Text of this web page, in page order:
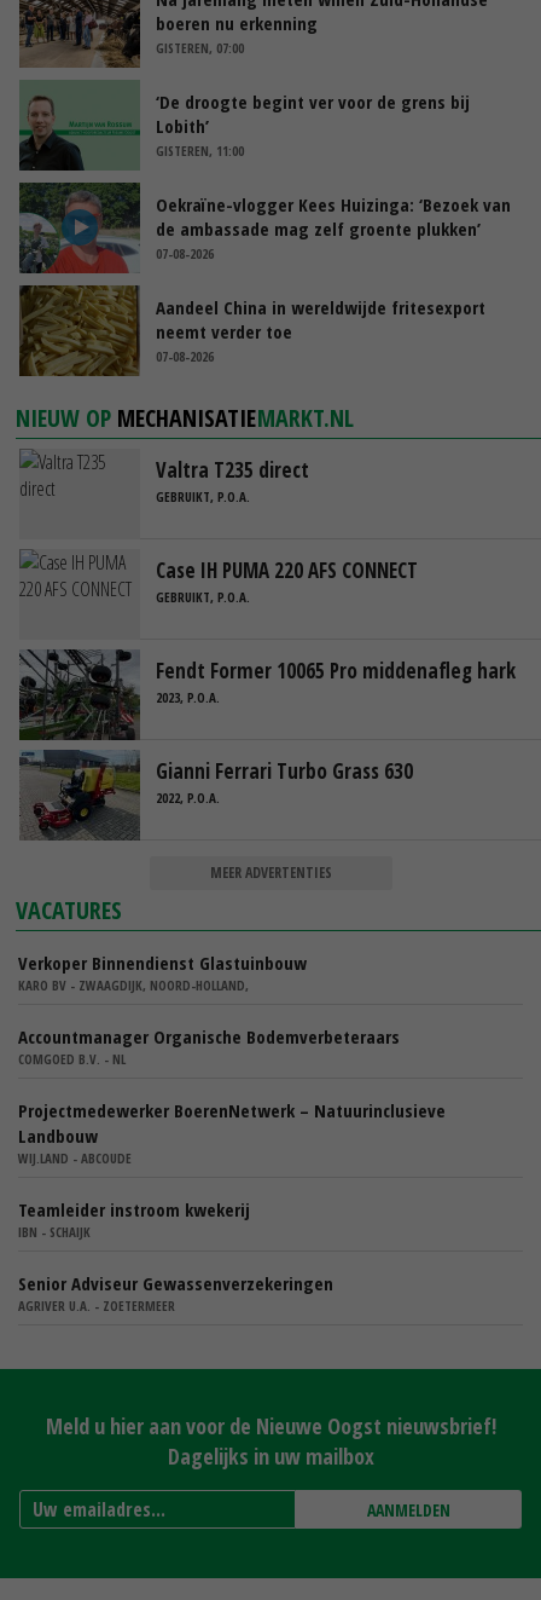
boeren nu erkenning
GISTEREN, 07:00
‘De droogte begint ver voor de grens bij
Lobith’
GISTEREN, 11:00
Oekraïne-vlogger Kees Huizinga: ‘Bezoek van
de ambassade mag zelf groente plukken’
07-08-2026
Aandeel China in wereldwijde fritesexport
neemt verder toe
07-08-2026
NIEUW OP MECHANISATIEMARKT.NL
Valtra T235 direct
GEBRUIKT, P.O.A.
Case IH PUMA 220 AFS CONNECT
GEBRUIKT, P.O.A.
Fendt Former 10065 Pro middenafleg hark
2023, P.O.A.
Gianni Ferrari Turbo Grass 630
2022, P.O.A.
MEER ADVERTENTIES
VACATURES
Verkoper Binnendienst Glastuinbouw
KARO BV - ZWAAGDIJK, NOORD-HOLLAND,
Accountmanager Organische Bodemverbeteraars
COMGOED B.V. - NL
Projectmedewerker BoerenNetwerk – Natuurinclusieve
Landbouw
WIJ.LAND - ABCOUDE
Teamleider instroom kwekerij
IBN - SCHAIJK
Senior Adviseur Gewassenverzekeringen
AGRIVER U.A. - ZOETERMEER
Meld u hier aan voor de Nieuwe Oogst nieuwsbrief!
Dagelijks in uw mailbox
AANMELDEN